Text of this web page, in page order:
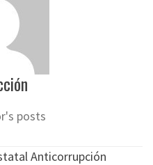
posts
Anticorrupción